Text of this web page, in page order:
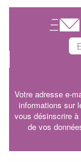
Votre adresse e-
informations sur
vous désinscrire
de vos